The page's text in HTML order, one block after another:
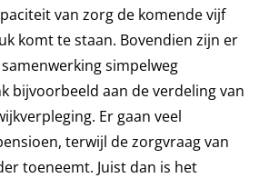
van zorg de komende vijf
komt te staan. Bovendien zijn er
simpelweg
bijvoorbeeld aan de verdeling van
Er gaan veel
terwijl de zorgvraag van
toeneemt. Juist dan is het